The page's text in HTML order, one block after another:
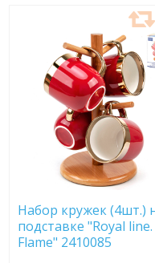
ИЗБРАННОЕ
Набор кружек (4шт.)
подставке "Royal line.
Flame" 2410085